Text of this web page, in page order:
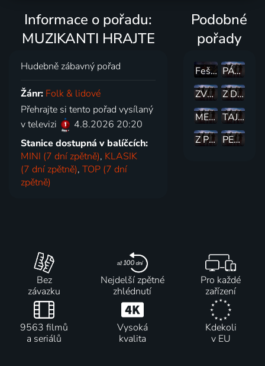
Informace o pořadu:
MUZIKANTI HRAJTE
Hudebně zábavný pořad
Žánr: Folk & lidové
Přehrajte si tento pořad vysílaný
v televizi
4.8.2026 20:20
Stanice dostupná v balíčcích:
MINI (7 dní zpětně), KLASIK
(7 dní zpětně),TOP (7 dní
zpětně)
Podobné
pořady
Fešáci v Lucerně
PÁTEČNÍ POSEZENÍ S PEPÍKY
ZVEME VÁS NA VLACHOVKU
Z DECHOVKY DO DECHOVKY
MEZI NÁMI MUZIKNATY
TAJEMSTVÍ BYLINEK
Z PÍSNIČKY DO PÍSNIČKY
PESNIČKY Z KASÍNA - SPECIÁL
Bez
závazku
Nejdelší zpětné
zhlédnutí
Pro každé
zařízení
9563 filmů
a seriálů
Vysoká
kvalita
Kdekoli
v EU